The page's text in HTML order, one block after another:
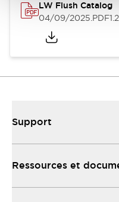
LW Flush Catalog
04/09/2025.PDF
Support
Ressources et